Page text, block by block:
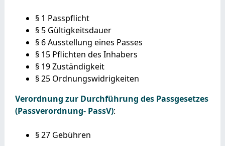
§ 1 Passpflicht
§ 5 Gültigkeitsdauer
§ 6Ausstellung eines Passes
§ 15 Pflichten des Inhabers
§ 19 Zuständigkeit
§ 25 Ordnungswidrigkeiten
Verordnung zur Durchführung des Passgesetzes
(Passverordnung- PassV):
§ 27Gebühren